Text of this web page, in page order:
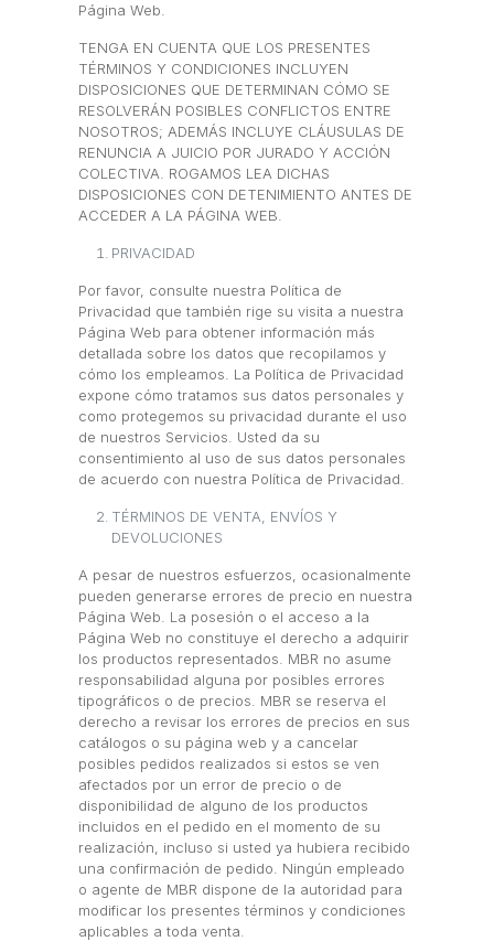
Página Web.
TENGA EN CUENTA QUE LOS PRESENTES
TÉRMINOS Y CONDICIONES INCLUYEN
DISPOSICIONES QUE DETERMINAN CÓMO SE
RESOLVERÁN POSIBLES CONFLICTOS ENTRE
NOSOTROS; ADEMÁS INCLUYE CLÁUSULAS DE
RENUNCIA A JUICIO POR JURADO Y ACCIÓN
COLECTIVA. ROGAMOS LEA DICHAS
DISPOSICIONES CON DETENIMIENTO ANTES DE
ACCEDER A LA PÁGINA WEB.
PRIVACIDAD
Por favor, consulte nuestra Política de
Privacidad que también rige su visita a nuestra
Página Web para obtener información más
detallada sobre los datos que recopilamos y
cómo los empleamos. La Política de Privacidad
expone cómo tratamos sus datos personales y
como protegemos su privacidad durante el uso
de nuestros Servicios. Usted da su
consentimiento al uso de sus datos personales
de acuerdo con nuestra Política de Privacidad.
TÉRMINOS DE VENTA, ENVÍOS Y
DEVOLUCIONES
A pesar de nuestros esfuerzos, ocasionalmente
pueden generarse errores de precio en nuestra
Página Web. La posesión o el acceso a la
Página Web no constituye el derecho a adquirir
los productos representados. MBR no asume
responsabilidad alguna por posibles errores
tipográficos o de precios. MBR se reserva el
derecho a revisar los errores de precios en sus
catálogos o su página web y a cancelar
posibles pedidos realizados si estos se ven
afectados por un error de precio o de
disponibilidad de alguno de los productos
incluidos en el pedido en el momento de su
realización, incluso si usted ya hubiera recibido
una confirmación de pedido. Ningún empleado
o agente de MBR dispone de la autoridad para
modificar los presentes términos y condiciones
aplicables a toda venta.